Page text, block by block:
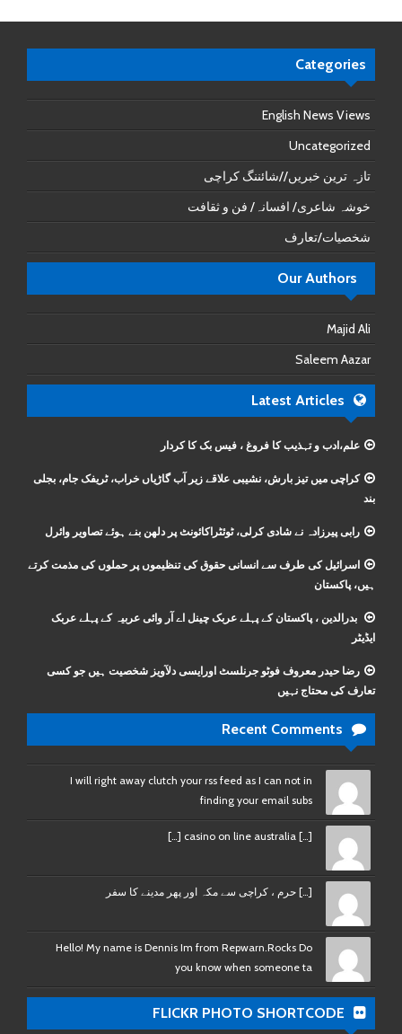
Categories
English News Views
Uncategorized
تازہ ترین خبریں//شائننگ کراچی
خوشہ شاعری/ افسانہ/ فن و ثقافت
شخصیات/تعارف
Our Authors
Majid Ali
Saleem Aazar
Latest Articles
علم،ادب و تہذیب کا فروغ ، فیس بک کا کردار
کراچی میں تیز بارش، نشیبی علاقے زیر آب گاڑیاں خراب، ٹریفک جام، بجلی
بند
رابی پیرزادہ نے شادی کرلی، ٹوئٹراکائونٹ پر دلھن بنے ہوئے تصاویر وائرل
اسرائیل کی طرف سے انسانی حقوق کی تنظیموں پر حملوں کی مذمت کرتے
ہیں، پاکستان
بدرالدین ، پاکستان کے پہلے عربک چینل اے آر وائی عربیہ کے پہلے عربک
ایڈیٹر
رضا حیدر معروف فوٹو جرنلسٹ اورایسی دلآویز شخصیت ہیں جو کسی
تعارف کی محتاج نہیں
Recent Comments
I will right away clutch your rss feed as I can not in
finding your email subs
[…] casino on line australia […]
[…] حرم ، کراچی سے مکہ اور پھر مدینے کا سفر
Hello! My name is Dennis Im from Repwarn.Rocks Do
you know when someone ta
FLICKR PHOTO SHORTCODE